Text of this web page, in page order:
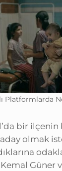
Platformlarda
bir ilçenin
aday olmak
Güner